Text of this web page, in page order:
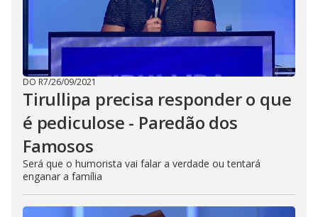
DO R7/26/09/2021
Tirullipa precisa responder o que
é pediculose - Paredão dos
Famosos
Será que o humorista vai falar a verdade ou tentará
enganar a família